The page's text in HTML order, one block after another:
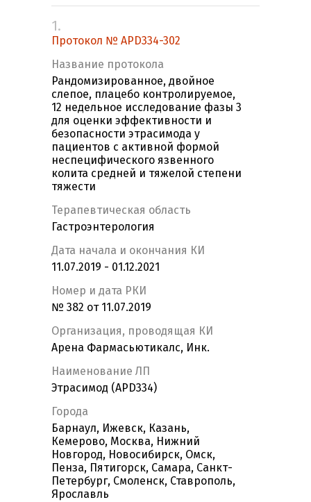
1.
Протокол № APD334-302
Название протокола
Рандомизированное, двойное
слепое, плацебо контролируемое,
12 недельное исследование фазы 3
для оценки эффективности и
безопасности этрасимода у
пациентов с активной формой
неспецифического язвенного
колита средней и тяжелой степени
тяжести
Терапевтическая область
Гастроэнтерология
Дата начала и окончания КИ
11.07.2019 - 01.12.2021
Номер и дата РКИ
№ 382 от 11.07.2019
Организация, проводящая КИ
Арена Фармасьютикалс, Инк.
Наименование ЛП
Этрасимод (APD334)
Города
Барнаул, Ижевск, Казань,
Кемерово, Москва, Нижний
Новгород, Новосибирск, Омск,
Пенза, Пятигорск, Самара, Санкт-
Петербург, Смоленск, Ставрополь,
Ярославль